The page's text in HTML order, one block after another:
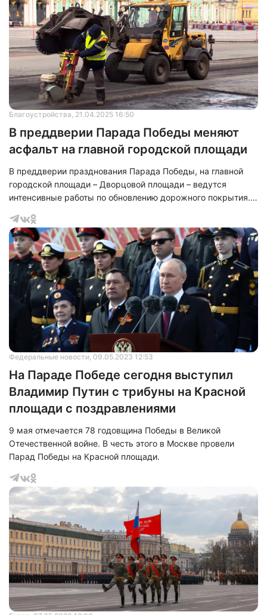
Благоустройства, 21.04.2025 16:50
В преддверии Парада Победы меняют
асфальт на главной городской площади
В преддверии празднования Парада Победы, на главной
городской площади – Дворцовой площади – ведутся
интенсивные работы по обновлению дорожного покрытия.
нескольких местах. В настоящее время на площади
непрерывно функционирует специализированная дорожно-
строительная техника.
Федеральные новости, 09.05.2023 12:53
На Параде Победе сегодня выступил
Владимир Путин с трибуны на Красной
площади с поздравлениями
9 мая отмечается 78 годовщина Победы в Великой
Отечественной войне. В честь этого в Москве провели
Парад Победы на Красной площади.